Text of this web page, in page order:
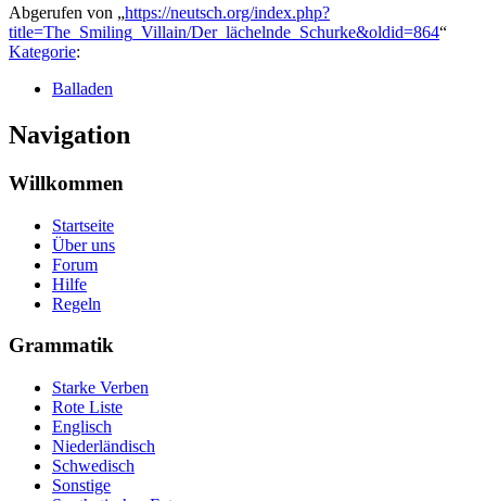
Abgerufen von „https://neutsch.org/index.php?
title=The_Smiling_Villain/Der_lächelnde_Schurke&oldid=864“
Kategorie:
Balladen
Navigation
Willkommen
Startseite
Über uns
Forum
Hilfe
Regeln
Grammatik
Starke Verben
Rote Liste
Englisch
Niederländisch
Schwedisch
Sonstige